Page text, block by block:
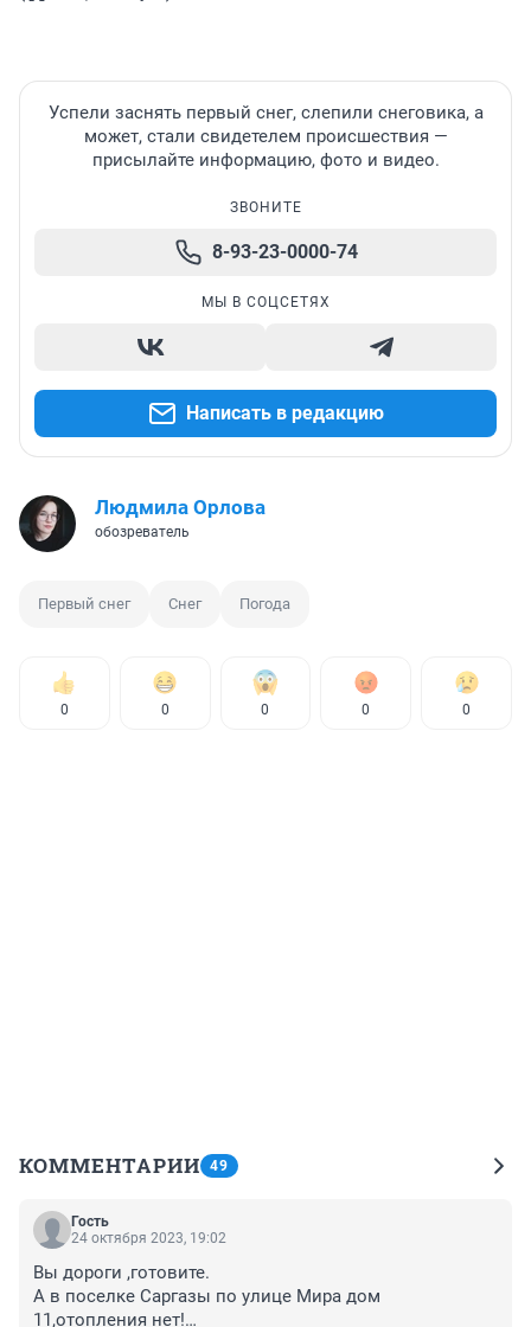
Успели заснять первый снег, слепили снеговика, а
может, стали свидетелем происшествия —
присылайте информацию, фото и видео.
ЗВОНИТЕ
8-93-23-0000-74
МЫ В СОЦСЕТЯХ
Написать в редакцию
Людмила Орлова
обозреватель
Первый снег Снег Погода
0 0 0 0 0
КОММЕНТАРИИ 49
Гость
24 октября 2023, 19:02
Вы дороги ,готовите.
А в поселке Саргазы по улице Мира дом
11,отопления нет!